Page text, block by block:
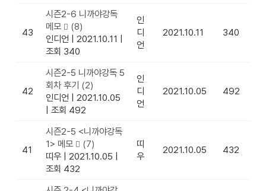
43
시즌2-6 니까야강독
메모
(8)
인디언 | 2021.10.11 |
조회 340
인
디
언
2021.10.11 340
42
시즌2-5 니까야강독 5
회차 후기 (2)
인디언 | 2021.10.05
| 조회 492
인
디
언
2021.10.05 492
41
시즌2-5 <니까야강독
1> 메모
(7)
띠우 | 2021.10.05 |
조회 432
띠
우
2021.10.05 432